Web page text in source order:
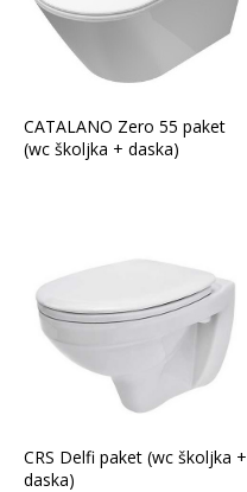
CATALANO Zero 55 paket
(wc školjka + daska)
CRS Delfi paket (wc školjka +
daska)